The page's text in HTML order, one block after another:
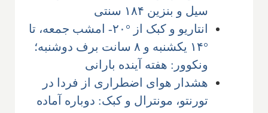
سیل و بنزین ۱۸۴ سنتی
انتاریو و کبک از °۲۰- امشب جمعه، تا
°۱۴ یکشنبه و ۸ سانت برف دوشنبه؛
ونکوور: هفته آینده بارانی
هشدار هوای اضطراری از فردا در
تورنتو، مونترال و کبک: دوباره آماده